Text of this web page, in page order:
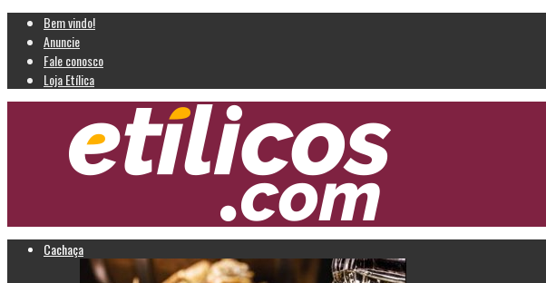
Bem vindo!
Anuncie
Fale conosco
Loja Etílica
Cachaça